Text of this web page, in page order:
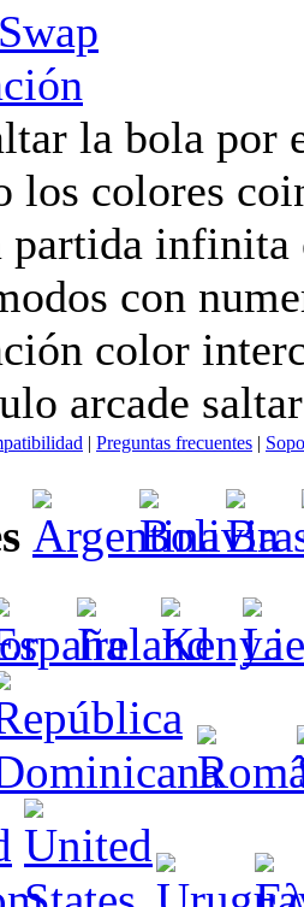
la bola por
los colores
partida infinita
con
color
arcade
| Preguntas frecuentes |